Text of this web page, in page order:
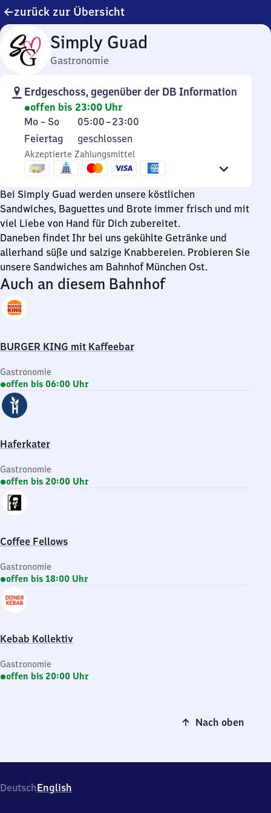
zurück zur Übersicht
Simply Guad
Gastronomie
Erdgeschoss, gegenüber der DB Information
offen bis 23:00 Uhr
Montag
bis
Sonntag
Mo – So 05:00–23:00
Von
5
Uhr
bis
23
Uhr
Feiertag
Feiertag geschlossen
Akzeptierte Zahlungsmittel
Bei Simply Guad werden unsere köstlichen
Sandwiches, Baguettes und Brote immer frisch und mit
viel Liebe von Hand für Dich zubereitet.
Daneben findet Ihr bei uns gekühlte Getränke und
allerhand süße und salzige Knabbereien. Probieren Sie
unsere Sandwiches am Bahnhof München Ost.
Auch an diesem Bahnhof
BURGER KING mit Kaffeebar
Gastronomie
offen bis 06:00 Uhr
Haferkater
Gastronomie
offen bis 20:00 Uhr
Coffee Fellows
Gastronomie
offen bis 18:00 Uhr
Kebab Kollektiv
Gastronomie
offen bis 20:00 Uhr
Nach oben
DeutschEnglish